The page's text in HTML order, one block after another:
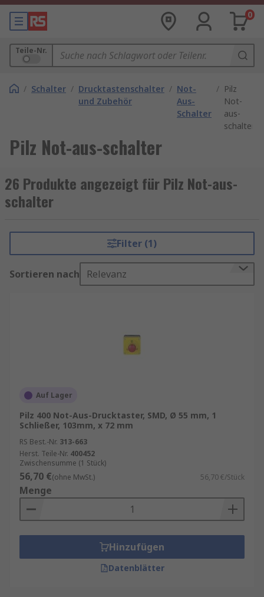
0
Teile-Nr.
/ Schalter / Drucktastenschalter
und Zubehör
/ Not-
Aus-
Schalter
/ Pilz
Not-
aus-
schalter
Pilz Not-aus-schalter
26 Produkte angezeigt für Pilz Not-aus-
schalter
Filter (1)
Sortieren nach Relevanz
Auf Lager
Pilz 400 Not-Aus-Drucktaster, SMD, Ø 55 mm, 1
Schließer, 103mm, x 72 mm
RS Best.-Nr. 313-663
Herst. Teile-Nr. 400452
Zwischensumme (1 Stück)
56,70 €(ohne MwSt.) 56,70 €/Stück
Menge
Hinzufügen
Datenblätter